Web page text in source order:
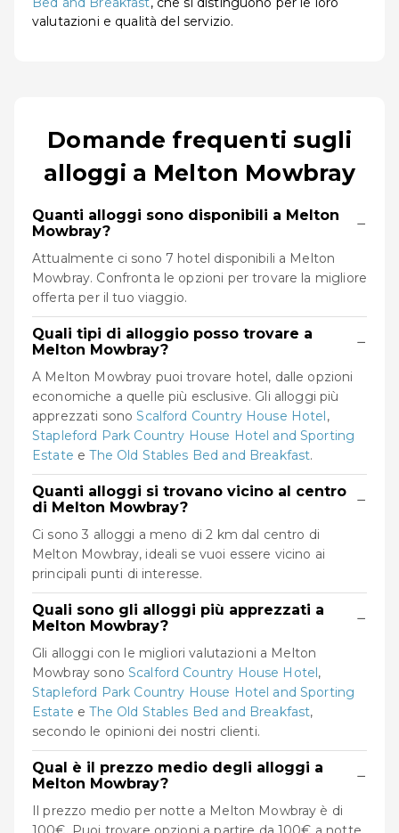
valutazioni e qualità del servizio.
Domande frequenti sugli
alloggi a Melton Mowbray
Quanti alloggi sono disponibili a Melton
Mowbray?
−
Attualmente ci sono 7 hotel disponibili a Melton
Mowbray. Confronta le opzioni per trovare la migliore
offerta per il tuo viaggio.
Quali tipi di alloggio posso trovare a
Melton Mowbray?
−
A Melton Mowbray puoi trovare hotel, dalle opzioni
economiche a quelle più esclusive. Gli alloggi più
apprezzati sonoScalford Country House Hotel,
Stapleford Park Country House Hotel and Sporting
Estate eThe Old Stables Bed and Breakfast.
Quanti alloggi si trovano vicino al centro
di Melton Mowbray?
−
Ci sono 3 alloggi a meno di 2 km dal centro di
Melton Mowbray, ideali se vuoi essere vicino ai
principali punti di interesse.
Quali sono gli alloggi più apprezzati a
Melton Mowbray?
−
Gli alloggi con le migliori valutazioni a Melton
Mowbray sono Scalford Country House Hotel,
Stapleford Park Country House Hotel and Sporting
Estate eThe Old Stables Bed and Breakfast,
secondo le opinioni dei nostri clienti.
Qual è il prezzo medio degli alloggi a
Melton Mowbray?
−
Il prezzo medio per notte a Melton Mowbray è di